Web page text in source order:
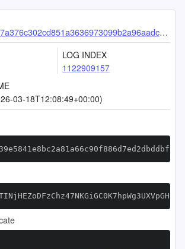
LOG INDEX
1122909157
03-18T12:08:49+00:00)